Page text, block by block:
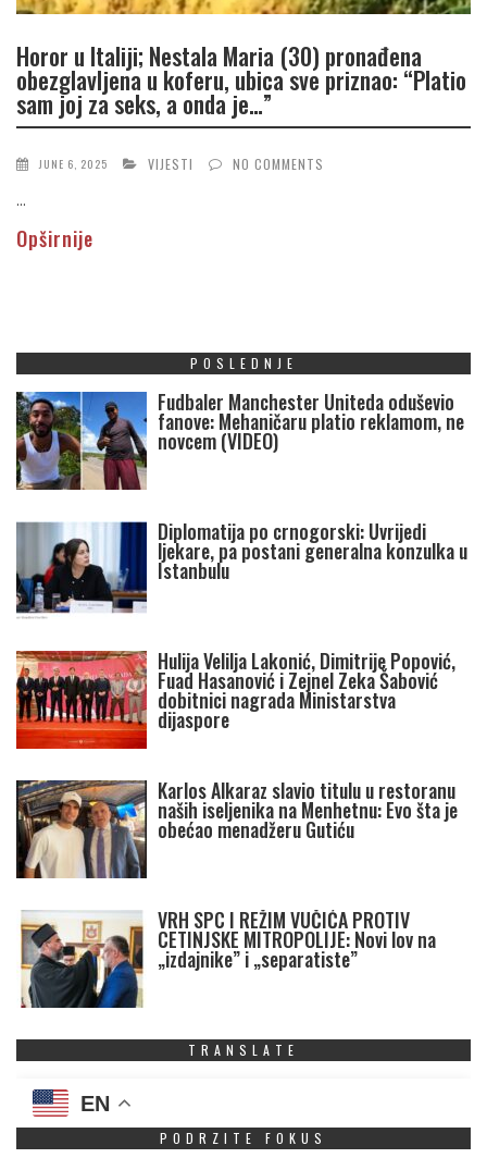
Horor u Italiji; Nestala Maria (30) pronađena
obezglavljena u koferu, ubica sve priznao: “Platio
sam joj za seks, a onda je…”
JUNE 6, 2025 VIJESTI NO COMMENTS
...
Opširnije
POSLEDNJE
Fudbaler Manchester Uniteda oduševio
fanove: Mehaničaru platio reklamom, ne
novcem (VIDEO)
Diplomatija po crnogorski: Uvrijedi
ljekare, pa postani generalna konzulka u
Istanbulu
Hulija Velilja Lakonić, Dimitrije Popović,
Fuad Hasanović i Zejnel Zeka Šabović
dobitnici nagrada Ministarstva
dijaspore
Karlos Alkaraz slavio titulu u restoranu
naših iseljenika na Menhetnu: Evo šta je
obećao menadžeru Gutiću
VRH SPC I REŽIM VUČIĆA PROTIV
CETINJSKE MITROPOLIJE: Novi lov na
„izdajnike” i „separatiste”
TRANSLATE
EN
PODRZITE FOKUS